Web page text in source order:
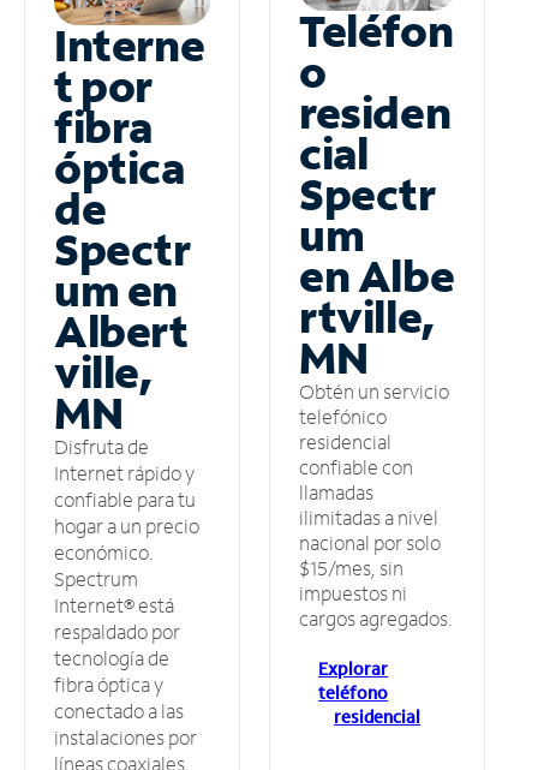
Interne
t por
fibra
óptica
de
Spectr
um en
Albert
ville,
MN
Disfruta de
Internet rápido y
confiable para tu
hogar a un precio
económico.
Spectrum
Internet® está
respaldado por
tecnología de
fibra óptica y
conectado a las
instalaciones por
líneas coaxiales.
Teléfon
o
residen
cial
Spectr
um
en Albe
rtville,
MN
Obtén un servicio
telefónico
residencial
confiable con
llamadas
ilimitadas a nivel
nacional por solo
$15/mes, sin
impuestos ni
cargos agregados.
Explorar
teléfono
residencial